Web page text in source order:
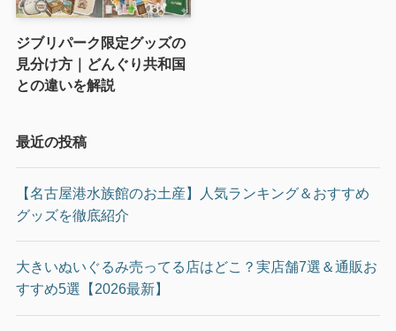
ジブリパーク限定グッズの
見分け方｜どんぐり共和国
との違いを解説
最近の投稿
【名古屋港水族館のお土産】人気ランキング＆おすすめ
グッズを徹底紹介
大きいぬいぐるみ売ってる店はどこ？実店舗7選＆通販お
すすめ5選【2026最新】